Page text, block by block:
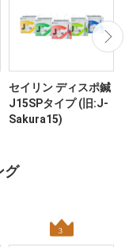
セイリン ディスポ鍼
J15SPタイプ (旧:J-
Sakura15)
グ